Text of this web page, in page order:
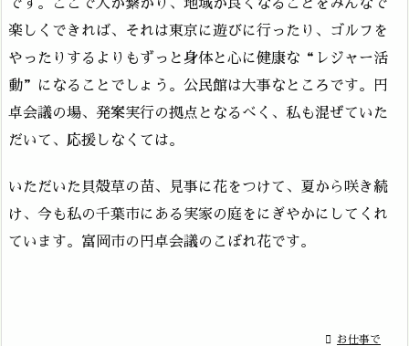
です。ここで人が繋がり、地域が良くなることをみんなで
楽しくできれば、それは東京に遊びに行ったり、ゴルフを
やったりするよりもずっと身体と心に健康な“レジャー活
動”になることでしょう。公民館は大事なところです。円
卓会議の場、発案実行の拠点となるべく、私も混ぜていた
だいて、応援しなくては。
いただいた貝殻草の苗、見事に花をつけて、夏から咲き続
け、今も私の千葉市にある実家の庭をにぎやかにしてくれ
ています。富岡市の円卓会議のこぼれ花です。
 お仕事で